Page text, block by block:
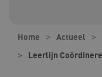
Home Actueel
Leerlijn